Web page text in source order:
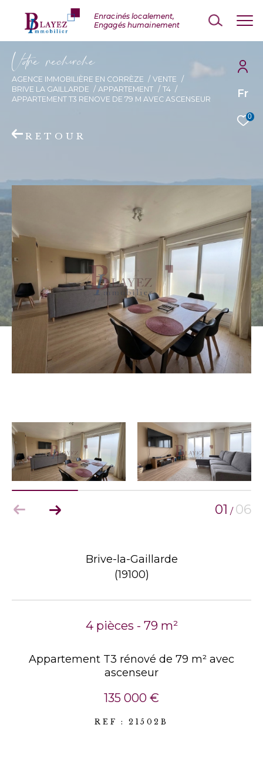
Fr
0
Vore recece
AGENCE IMMOBILIÈRE EN CORRÈZE
VENTE
BRIVE LA GAILLARDE
APPARTEMENT
T4
APPARTEMENT T3 RENOVE DE 79 M AVEC ASCENSEUR
RETOUR
01 / 06
Brive-la-Gaillarde
(19100)
4 pièces - 79 m²
Appartement T3 rénové de 79 m² avec
ascenseur
135 000 €
REF : 21502B